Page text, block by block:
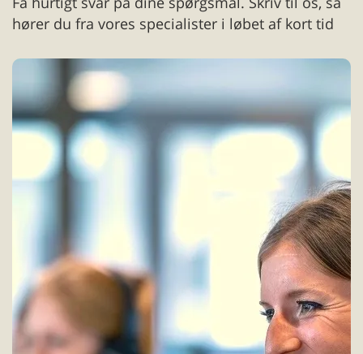
hører du fra vores specialister i løbet af kort tid